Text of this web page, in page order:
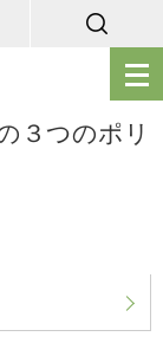
メ
ニ
ュ
３つのポリ